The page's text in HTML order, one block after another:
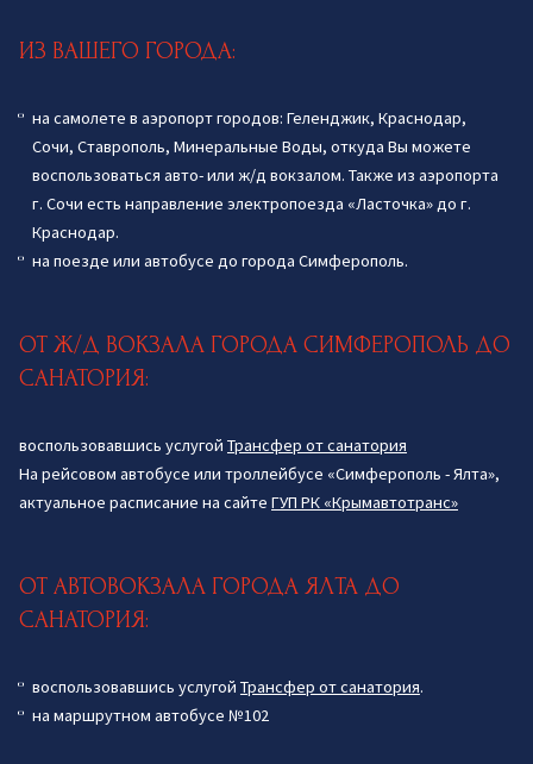
ИЗ ВАШЕГО ГОРОДА:
на самолете в аэропорт городов: Геленджик, Краснодар,
Сочи, Ставрополь, Минеральные Воды, откуда Вы можете
воспользоваться авто- или ж/д вокзалом. Также из аэропорта
г. Сочи есть направление электропоезда «Ласточка» до г.
Краснодар.
на поезде или автобусе до города Симферополь.
ОТ Ж/Д ВОКЗАЛА ГОРОДА СИМФЕРОПОЛЬ ДО
САНАТОРИЯ:
воспользовавшись услугой Трансфер от санатория
На рейсовом автобусе или троллейбусе «Симферополь - Ялта»,
актуальное расписание на сайте ГУП РК «Крымавтотранс»
ОТ АВТОВОКЗАЛА ГОРОДА ЯЛТА ДО
САНАТОРИЯ:
воспользовавшись услугой Трансфер от санатория.
на маршрутном автобусе №102